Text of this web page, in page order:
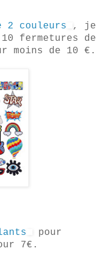
2 couleurs
, je
fermetures de
moins de 10 €.
pour
7€.